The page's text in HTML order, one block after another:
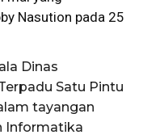
Nasution pada 25
Dinas
Satu Pintu
tayangan
Informatika